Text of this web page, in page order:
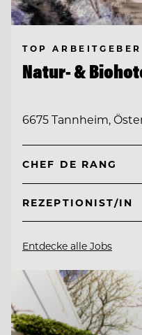
TOP ARBEITGEBER
Natur- &
6675 Tannheim,
CHEF DE RANG
REZEPTIONIST/IN
Entdecke alle Jobs